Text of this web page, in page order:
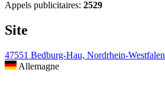
Appels publicitaires: 2529
Site
47551 Bedburg-Hau, Nordrhein-Westfalen
Allemagne